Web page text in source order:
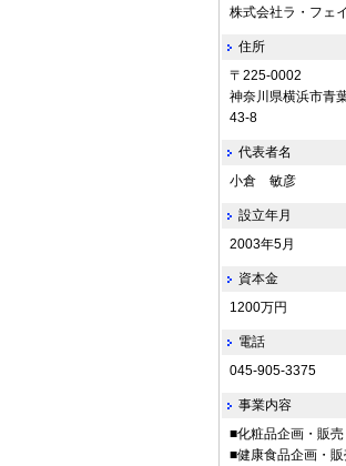
株式会社ラ・フェ
住所
〒225-0002
神奈川県横浜市青
43-8
代表者名
小倉 敏彦
設立年月
2003年5月
資本金
1200万円
電話
045-905-3375
事業内容
■化粧品企画・販売
■健康食品企画・